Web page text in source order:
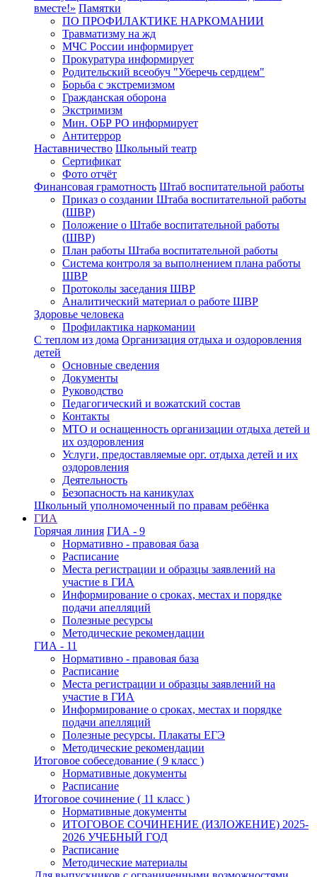
вместе!» Памятки
ПО ПРОФИЛАКТИКЕ НАРКОМАНИИ
Травматизму на жд
МЧС России информирует
Прокуратура информирует
Родительский всеобуч "Уберечь сердцем"
Борьба с экстремизмом
Гражданская оборона
Экстримизм
Мин. ОБР РО информирует
Антитеррор
Наставничество Школьный театр
Сертификат
Фото отчёт
Финансовая грамотность Штаб воспитательной работы
Приказ о создании Штаба воспитательной работы
(ШВР)
Положение о Штабе воспитательной работы
(ШВР)
План работы Штаба воспитательной работы
Система контроля за выполнением плана работы
ШВР
Протоколы заседания ШВР
Аналитический материал о работе ШВР
Здоровье человека
Профилактика наркомании
С теплом из дома Организация отдыха и оздоровления
детей
Основные сведения
Документы
Руководство
Педагогический и вожатский состав
Контакты
МТО и оснащенность организации отдыха детей и
их оздоровления
Услуги, предоставляемые орг. отдыха детей и их
оздоровления
Деятельность
Безопасность на каникулах
Школьный уполномоченный по правам ребёнка
ГИА
Горячая линия ГИА - 9
Нормативно - правовая база
Расписание
Места регистрации и образцы заявлений на
участие в ГИА
Информирование о сроках, местах и порядке
подачи апелляций
Полезные ресурсы
Методические рекомендации
ГИА - 11
Нормативно - правовая база
Расписание
Места регистрации и образцы заявлений на
участие в ГИА
Информирование о сроках, местах и порядке
подачи апелляций
Полезные ресурсы. Плакаты ЕГЭ
Методические рекомендации
Итоговое собеседование ( 9 класс )
Нормативные документы
Расписание
Итоговое сочинение ( 11 класс )
Нормативные документы
ИТОГОВОЕ СОЧИНЕНИЕ (ИЗЛОЖЕНИЕ) 2025-
2026 УЧЕБНЫЙ ГОД
Расписание
Методические материалы